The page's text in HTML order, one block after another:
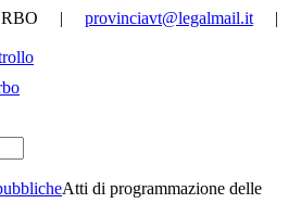
| provinciavt@legalmail.it |
Atti di programmazione delle